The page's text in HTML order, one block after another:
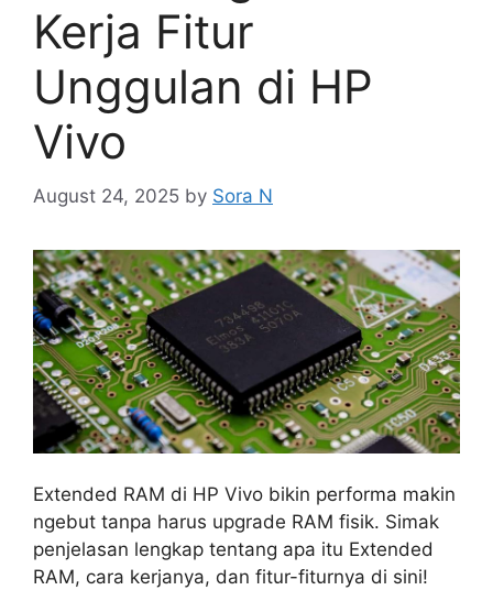
Kerja Fitur
Unggulan di HP
Vivo
August 24, 2025 by Sora N
Extended RAM di HP Vivo bikin performa makin
ngebut tanpa harus upgrade RAM fisik. Simak
penjelasan lengkap tentang apa itu Extended
RAM, cara kerjanya, dan fitur-fiturnya di sini!